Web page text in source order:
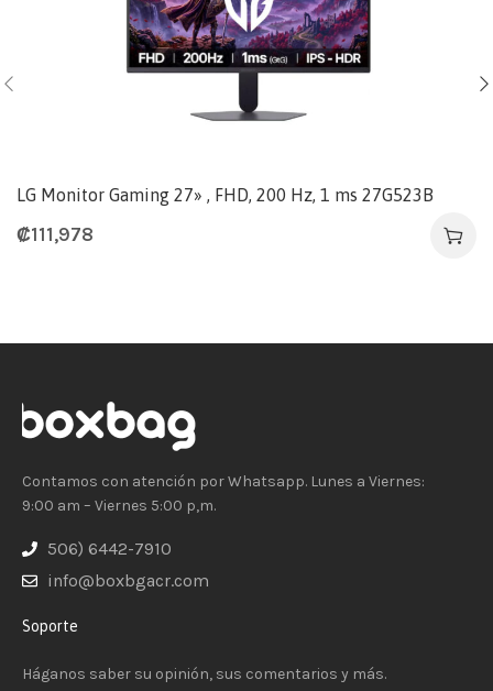
LG Monitor Gaming 27» , FHD, 200 Hz, 1 ms 27G523B
₡111,978
Contamos con atención por Whatsapp. Lunes a Viernes:
9:00 am – Viernes 5:00 p,m.
506) 6442-7910
info@boxbgacr.com
Soporte
Háganos saber su opinión, sus comentarios y más.